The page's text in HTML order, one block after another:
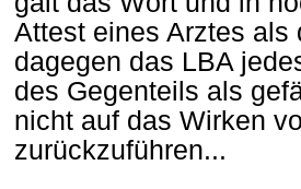
Attest eines Arztes als
dagegen das LBA
des Gegenteils als
nicht auf das Wirken
zurückzuführen...